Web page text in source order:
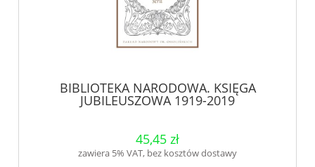
BIBLIOTEKA NARODOWA. KSIĘGA
JUBILEUSZOWA 1919-2019
45,45 zł
zawiera 5% VAT, bez kosztów dostawy